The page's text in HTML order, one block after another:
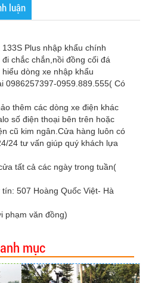
luận
Plus nhập khẩu chính
chắc chắn,nồi đồng cối đá
dòng xe nhập khẩu
0986257397-0959.889.555( Có
thêm các dòng xe điện khác
số điện thoại bên trên hoặc
cũ kim ngân.Cửa hàng luôn có
24 tư vấn giúp quý khách lựa
tất cả các ngày trong tuần(
507 Hoàng Quốc Việt- Hà
phạm văn đồng)
mục